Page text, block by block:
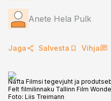
Anete Hela Pulk
Jaga Salvesta Vihja
Nafta Filmsi tegevjuht ja
Felt filmilinnaku Tallinn Film
Foto: Liis Treimann